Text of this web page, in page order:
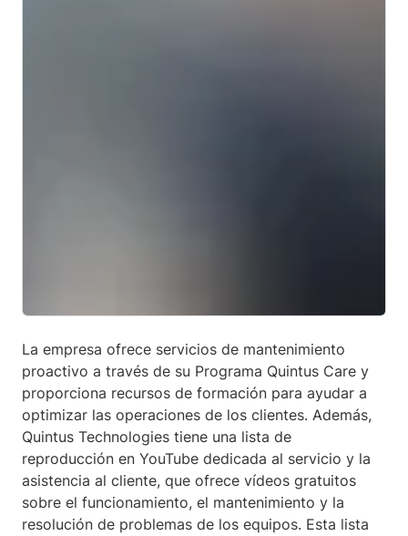
La empresa ofrece servicios de mantenimiento
proactivo a través de su Programa Quintus Care y
proporciona recursos de formación para ayudar a
optimizar las operaciones de los clientes. Además,
Quintus Technologies tiene una lista de
reproducción en YouTube dedicada al servicio y la
asistencia al cliente, que ofrece vídeos gratuitos
sobre el funcionamiento, el mantenimiento y la
resolución de problemas de los equipos. Esta lista